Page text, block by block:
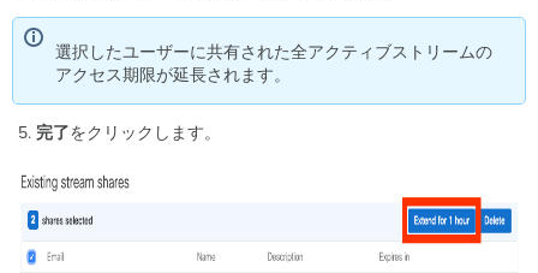
選択したユーザーに共有された全アクティブストリームの
アクセス期限が延長されます。
完了をクリックします。